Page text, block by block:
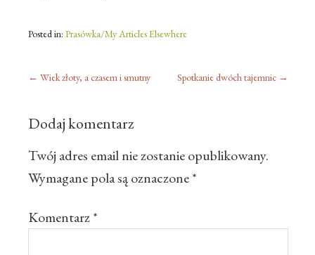
Posted in: Prasówka/My Articles Elsewhere
← Wiek złoty, a czasem i smutny Spotkanie dwóch tajemnic →
Dodaj komentarz
Twój adres email nie zostanie opublikowany.
Wymagane pola są oznaczone*
Komentarz*